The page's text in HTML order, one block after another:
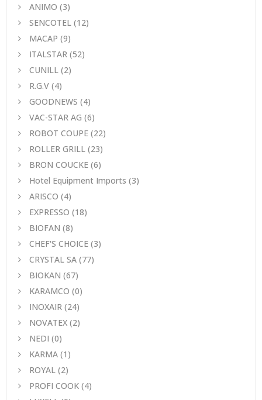
ANIMO (3)
SENCOTEL (12)
MACAP (9)
ITALSTAR (52)
CUNILL (2)
R.G.V (4)
GOODNEWS (4)
VAC-STAR AG (6)
ROBOT COUPE (22)
ROLLER GRILL (23)
BRON COUCKE (6)
Hotel Equipment Imports (3)
ARISCO (4)
EXPRESSO (18)
BIOFAN (8)
CHEF'S CHOICE (3)
CRYSTAL SA (77)
BIOKAN (67)
KARAMCO (0)
INOXAIR (24)
NOVATEX (2)
NEDI (0)
KARMA (1)
ROYAL (2)
PROFI COOK (4)